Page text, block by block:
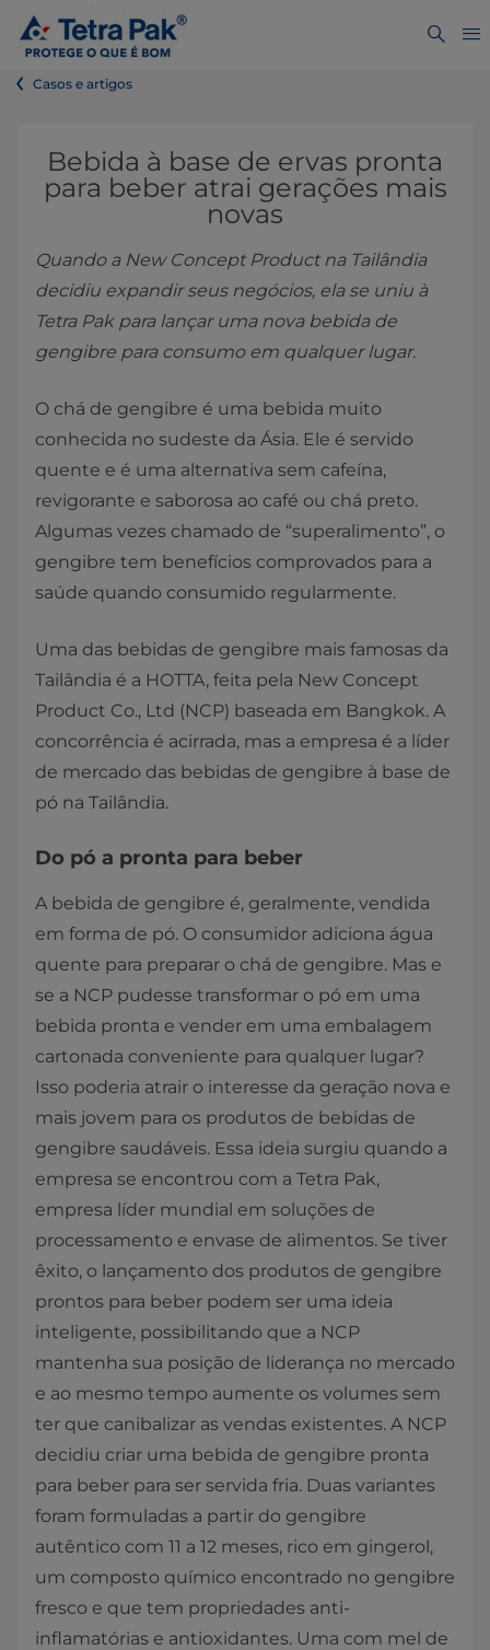
Casos e artigos
Bebida à base de ervas pronta
para beber atrai gerações mais
novas
Quando a New Concept Product na Tailândia
decidiu expandir seus negócios, ela se uniu à
Tetra Pak para lançar uma nova bebida de
gengibre para consumo em qualquer lugar.
O chá de gengibre é uma bebida muito
conhecida no sudeste da Ásia. Ele é servido
quente e é uma alternativa sem cafeína,
revigorante e saborosa ao café ou chá preto.
Algumas vezes chamado de “superalimento”, o
gengibre tem benefícios comprovados para a
saúde quando consumido regularmente.
Uma das bebidas de gengibre mais famosas da
Tailândia é a HOTTA, feita pela New Concept
Product Co., Ltd (NCP) baseada em Bangkok. A
concorrência é acirrada, mas a empresa é a líder
de mercado das bebidas de gengibre à base de
pó na Tailândia.
Do pó a pronta para beber
A bebida de gengibre é, geralmente, vendida
em forma de pó. O consumidor adiciona água
quente para preparar o chá de gengibre. Mas e
se a NCP pudesse transformar o pó em uma
bebida pronta e vender em uma embalagem
cartonada conveniente para qualquer lugar?
Isso poderia atrair o interesse da geração nova e
mais jovem para os produtos de bebidas de
gengibre saudáveis. Essa ideia surgiu quando a
empresa se encontrou com a Tetra Pak,
empresa líder mundial em soluções de
processamento e envase de alimentos. Se tiver
êxito, o lançamento dos produtos de gengibre
prontos para beber podem ser uma ideia
inteligente, possibilitando que a NCP
mantenha sua posição de liderança no mercado
e ao mesmo tempo aumente os volumes sem
ter que canibalizar as vendas existentes. A NCP
decidiu criar uma bebida de gengibre pronta
para beber para ser servida fria. Duas variantes
foram formuladas a partir do gengibre
autêntico com 11 a 12 meses, rico em gingerol,
um composto químico encontrado no gengibre
fresco e que tem propriedades anti-
inflamatórias e antioxidantes. Uma com mel de